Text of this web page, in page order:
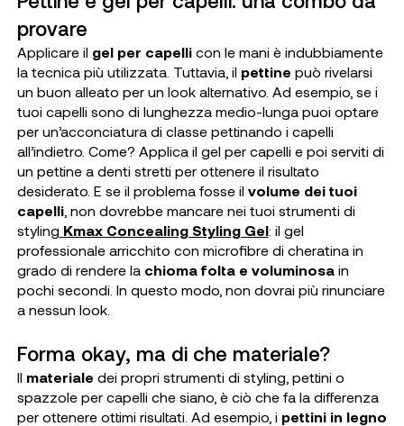
provare
Applicare il gel per capellicon le mani è indubbiamente
la tecnica più utilizzata. Tuttavia, il pettine può rivelarsi
un buon alleato per un look alternativo. Ad esempio, se i
tuoi capelli sono di lunghezza medio-lunga puoi optare
per un’acconciatura di classe pettinando i capelli
all’indietro. Come? Applica il gel per capelli e poi serviti di
un pettine a denti stretti per ottenere il risultato
desiderato. E se il problema fosse il volume dei tuoi
capelli, non dovrebbe mancare nei tuoi strumenti di
styling Kmax Concealing Styling Gel: il gel
professionale arricchito con microfibre di cheratina in
grado di rendere la chioma folta e voluminosain
pochi secondi. In questo modo, non dovrai più rinunciare
a nessun look.
Forma okay, ma di che materiale?
Il materiale dei propri strumenti di styling, pettini o
spazzole per capelli che siano, è ciò che fa la differenza
per ottenere ottimi risultati. Ad esempio, i pettini in legno